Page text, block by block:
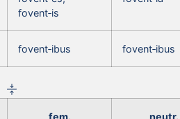
fovent‑is
fovent‑ibus fovent‑ibus
fem. neutr.